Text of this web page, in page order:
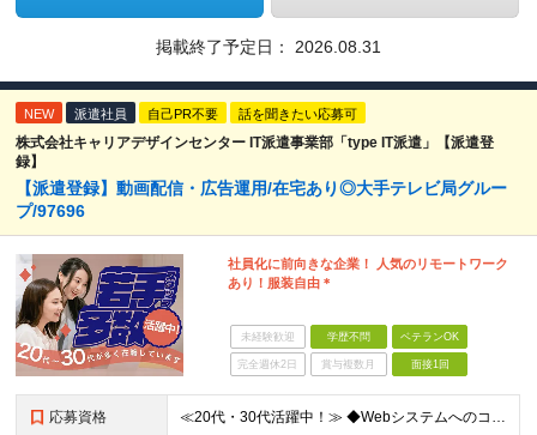
掲載終了予定日： 2026.08.31
NEW 派遣社員 自己PR不要 話を聞きたい応募可
株式会社キャリアデザインセンター IT派遣事業部「type IT派遣」【派遣登
録】
【派遣登録】動画配信・広告運用/在宅あり◎大手テレビ局グルー
プ/97696
社員化に前向きな企業！ 人気のリモートワーク
あり！服装自由＊
未経験歓迎 学歴不問 ベテランOK
完全週休2日 賞与複数月 面接1回
応募資格 ≪20代・30代活躍中！≫ ◆Webシステムへのコンテンツ登録や入稿の経験 ◆何かしらのWebコンテンツの運用経験 ※ブランクがある方やこれまでのご経験に自信がない方も、まずはお気軽にご応募ください